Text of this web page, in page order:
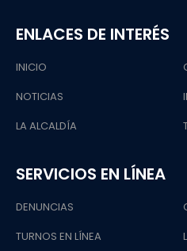
ENLACES DE INTERÉS
INICIO
NOTICIAS
LA ALCALDÍA
SERVICIOS EN LÍNEA
DENUNCIAS
TURNOS EN LÍNEA